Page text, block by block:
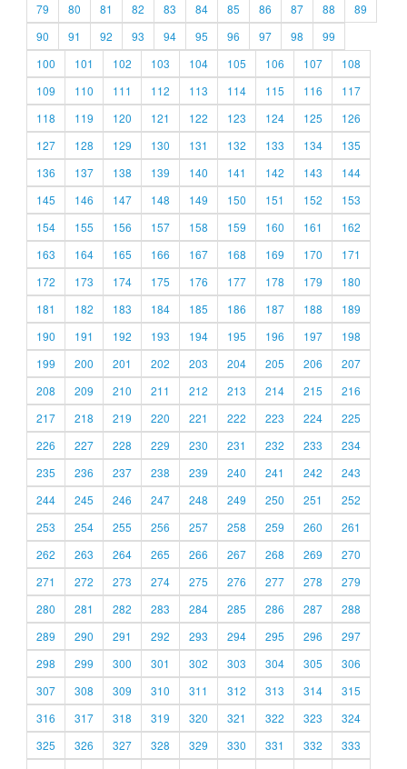
79
80 81 82 83 84 85 86 87 88
89
90
91 92 93 94 95 96 97 98
99
100
101 102 103 104 105 106 107
108
109
110 111 112 113 114 115 116
117
118
119 120 121 122 123 124 125
126
127
128 129 130 131 132 133 134
135
136
137 138 139 140 141 142 143
144
145
146 147 148 149 150 151 152
153
154
155 156 157 158 159 160 161
162
163
164 165 166 167 168 169 170
171
172
173 174 175 176 177 178 179
180
181
182 183 184 185 186 187 188
189
190
191 192 193 194 195 196 197
198
199
200 201 202 203 204 205 206
207
208
209 210 211 212 213 214 215
216
217
218 219 220 221 222 223 224
225
226
227 228 229 230 231 232 233
234
235
236 237 238 239 240 241 242
243
244
245 246 247 248 249 250 251
252
253
254 255 256 257 258 259 260
261
262
263 264 265 266 267 268 269
270
271
272 273 274 275 276 277 278
279
280
281 282 283 284 285 286 287
288
289
290 291 292 293 294 295 296
297
298
299 300 301 302 303 304 305
306
307
308 309 310 311 312 313 314
315
316
317 318 319 320 321 322 323
324
325
326 327 328 329 330 331 332
333